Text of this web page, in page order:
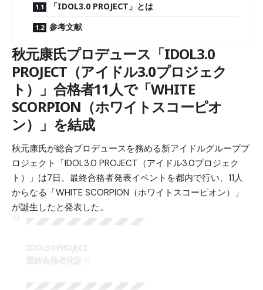
「IDOL3.0 PROJECT」とは
参考文献
秋元康氏プロデュース「IDOL3.0
PROJECT（アイドル3.0プロジェク
ト）」合格者11人で「WHITE
SCORPION（ホワイトスコーピオ
ン）」を結成
秋元康氏が総合プロデュースを務める新アイドルグループプ
ロジェクト「IDOL3.0 PROJECT（アイドル3.0プロジェク
ト）」は7日、最終合格者発表イベントを都内で行い、11人
からなる「WHITE SCORPION（ホワイトスコーピオン）」
が誕生したと発表した。